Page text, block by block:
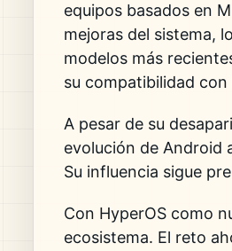
equipos basados en
mejoras del sistema,
modelos más
su compatibilidad con
A pesar de su
evolución de Android
Su influencia sigue
Con HyperOS como
ecosistema. El reto